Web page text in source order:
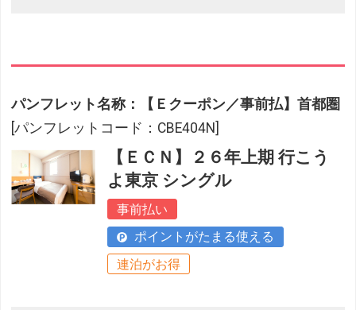
パンフレット名称：【Ｅクーポン／事前払】首都圏
[パンフレットコード：CBE404N]
【ＥＣＮ】２６年上期 行こう
よ東京 シングル
事前払い
ポイントがたまる使える
連泊がお得